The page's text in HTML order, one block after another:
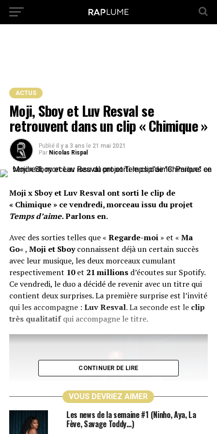
ACTUS
Moji, Sboy et Luv Resval se
retrouvent dans un clip « Chimique »
Publié il y a 3 ans le 21 mai 2021
Par Nicolas Rispal
Moji x Sboy et Luv Resval ont sorti le clip de
« Chimique » ce vendredi, morceau issu du projet
Temps d’aime.Parlons en.
Avec des sorties telles que « Regarde-moi» et « Ma
Go« , Moji et Sboyconnaissent déjà un certain succès
avec leur musique, les deux morceaux cumulant
respectivement 10et 21 millionsd’écoutes sur Spotify.
Ce vendredi, le duo a décidé de revenir avec un titre qui
contient deux surprises. La première surprise est l’invité
qui les accompagne : Luv Resval. La seconde est le clip
très qualitatifqui accompagne le titre.
CONTINUER DE LIRE
VOUS DEVRIEZ AIMER
Les news de la semaine #1 (Ninho, Aya, La
Fève, Savage Toddy…)